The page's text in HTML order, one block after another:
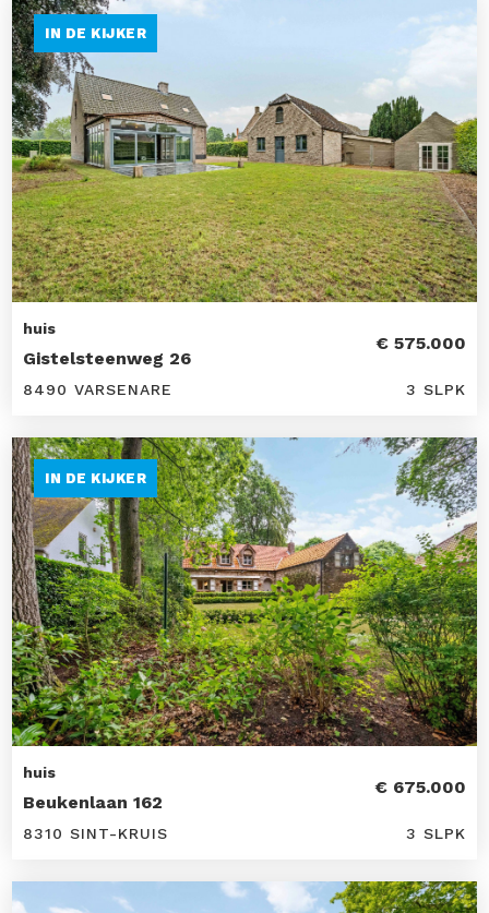
IN DE KIJKER
huis
Gistelsteenweg 26
€ 575.000
8490 VARSENARE 3 SLPK
IN DE KIJKER
huis
Beukenlaan 162
€ 675.000
8310 SINT-KRUIS 3 SLPK